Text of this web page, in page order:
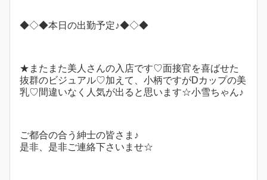
◆◇◆本日の出勤予定♪◆◇◆
★またまた美人さんの入店です♡面接官を喜ばせた
抜群のビジュアル♡加えて、小柄ですがDカップの美
乳♡間違いなく人気が出ると思います☆小雪ちゃん♪
ご都合の合う紳士の皆さま♪
是非、是非ご連絡下さいませ☆